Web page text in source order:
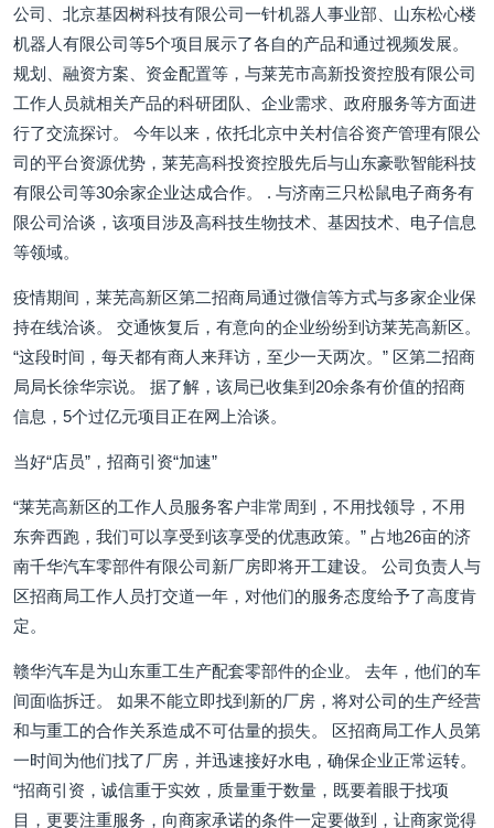
公司、北京基因树科技有限公司一针机器人事业部、山东松心楼
机器人有限公司等5个项目展示了各自的产品和通过视频发展。
规划、融资方案、资金配置等，与莱芜市高新投资控股有限公司
工作人员就相关产品的科研团队、企业需求、政府服务等方面进
行了交流探讨。 今年以来，依托北京中关村信谷资产管理有限公
司的平台资源优势，莱芜高科投资控股先后与山东豪歌智能科技
有限公司等30余家企业达成合作。 . 与济南三只松鼠电子商务有
限公司洽谈，该项目涉及高科技生物技术、基因技术、电子信息
等领域。
疫情期间，莱芜高新区第二招商局通过微信等方式与多家企业保
持在线洽谈。 交通恢复后，有意向的企业纷纷到访莱芜高新区。
“这段时间，每天都有商人来拜访，至少一天两次。” 区第二招商
局局长徐华宗说。 据了解，该局已收集到20余条有价值的招商
信息，5个过亿元项目正在网上洽谈。
当好“店员”，招商引资“加速”
“莱芜高新区的工作人员服务客户非常周到，不用找领导，不用
东奔西跑，我们可以享受到该享受的优惠政策。” 占地26亩的济
南千华汽车零部件有限公司新厂房即将开工建设。 公司负责人与
区招商局工作人员打交道一年，对他们的服务态度给予了高度肯
定。
赣华汽车是为山东重工生产配套零部件的企业。 去年，他们的车
间面临拆迁。 如果不能立即找到新的厂房，将对公司的生产经营
和与重工的合作关系造成不可估量的损失。 区招商局工作人员第
一时间为他们找了厂房，并迅速接好水电，确保企业正常运转。
“招商引资，诚信重于实效，质量重于数量，既要着眼于找项
目，更要注重服务，向商家承诺的条件一定要做到，让商家觉得